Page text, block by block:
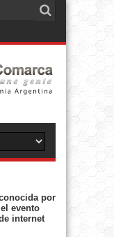
por
evento
internet